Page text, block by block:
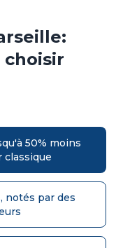
50% moins
classique
notés par des